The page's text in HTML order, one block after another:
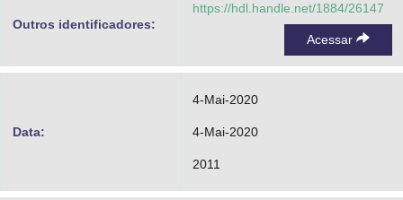
Outros identificadores:
https://hdl.handle.net/1884/26147
Acessar
Data:
4-Mai-2020
4-Mai-2020
2011